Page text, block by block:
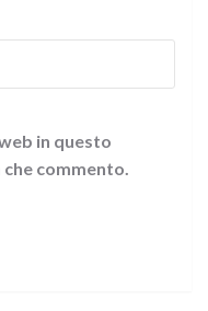
in questo
commento.